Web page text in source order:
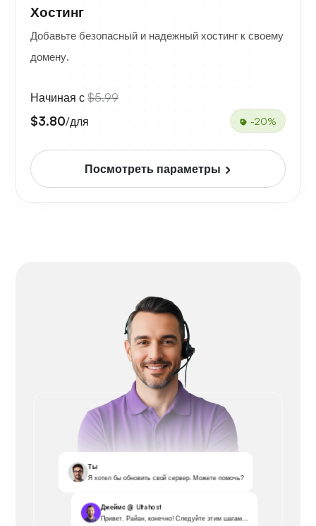
Хостинг
Добавьте безопасный и надежный хостинг к своему
домену.
Начиная с $5.99
$3.80/для -20%
Посмотреть параметры
Ты
Я хотел бы обновить свой сервер. Можете помочь?
Джеймс @ Ultahost
Привет, Райан, конечно! Следуйте этим шагам...